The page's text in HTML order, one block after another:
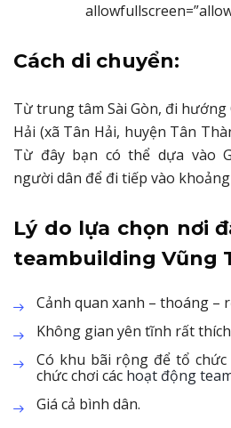
Cách di chuyển:
Từ trung tâm Sài Gòn, đi hướng
Hải (xã Tân Hải, huyện Tân
Từ đây bạn có thể dựa vào
người dân để đi tiếp vào
Lý do lựa chọn nơi
teambuilding Vũng
Cảnh quan xanh – thoáng –
Không gian yên tĩnh rất
Có khu bãi rộng để tổ
chức chơi các hoạt động
Giá cả bình dân.